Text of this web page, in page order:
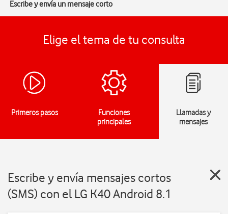
Escribe y envía un mensaje corto
Elige el tema de tu consulta
Primeros pasos
Funciones
principales
Llamadas y
mensajes
Escribe y envía mensajes cortos
(SMS) con el LG K40 Android 8.1